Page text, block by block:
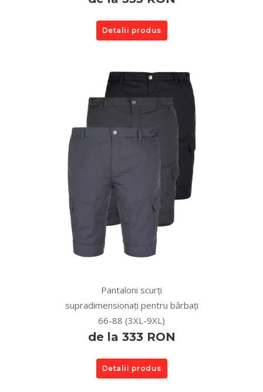
Detalii produs
Pantaloni scurți
supradimensionați pentru bărbați
66-88 (3XL-9XL)
de la 333 RON
Detalii produs